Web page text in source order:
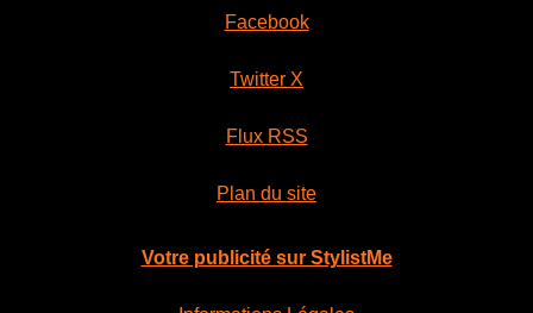
Facebook
Twitter X
Flux RSS
Plan du site
Votre publicité sur StylistMe